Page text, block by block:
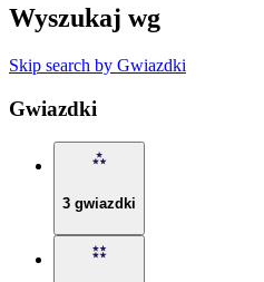
Wyszukaj wg
Skip search by Gwiazdki
Gwiazdki
3 gwiazdki